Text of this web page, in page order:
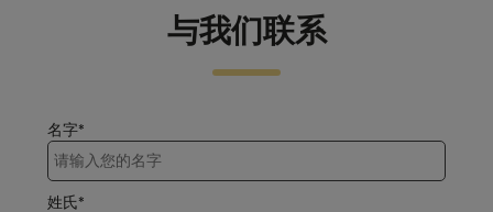
与我们联系
名字*
姓氏*